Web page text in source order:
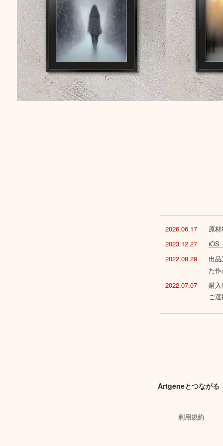
2026.06.17
原
2023.12.27
iOS
2022.08.29
出
た
2022.07.07
購
ご
Artgeneとつながる
利用規約